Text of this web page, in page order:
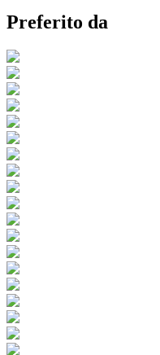
Preferito da